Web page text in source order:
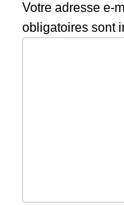
Votre adresse e-
obligatoires sont